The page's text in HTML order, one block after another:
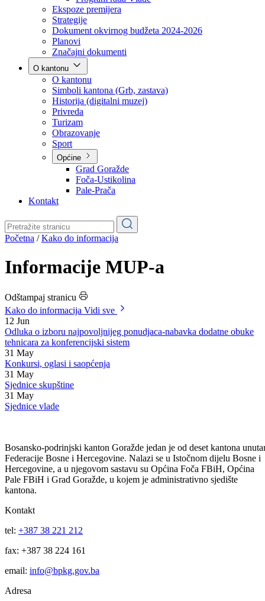
Vlada
Poslovnik
Program rada Vlade
Ekspoze premijera
Strategije
Dokument okvirnog budžeta 2024-2026
Planovi
Značajni dokumenti
O kantonu
O kantonu
Simboli kantona (Grb, zastava)
Historija (digitalni muzej)
Privreda
Turizam
Obrazovanje
Općine
Pale-Prača
Kontakt
Početna/ Kako do informacija
Informacije MUP-a
Odštampaj stranicu
Kako do informacijaVidi sve
12 Jun
Odluka o izboru najpovoljnijeg ponudjaca-nabavka dodatne obuke
tehnicara za konferencijski sistem
31 May
Konkursi, oglasi i saopćenja
31 May